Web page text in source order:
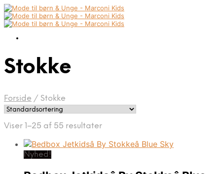
Stokke
Forside / Stokke
Viser 1–25 af 55 resultater
Nyhed!